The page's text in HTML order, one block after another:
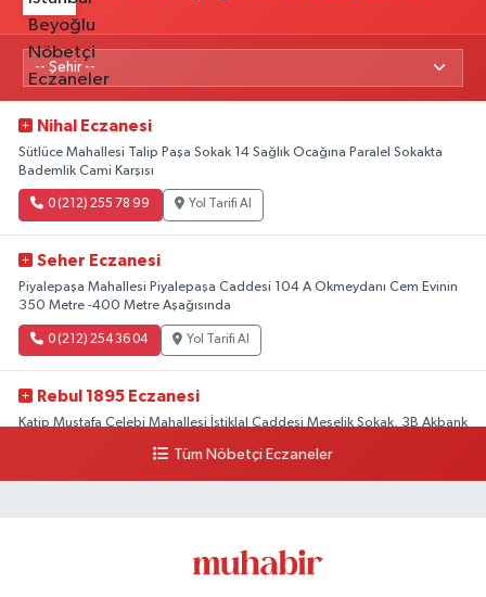
Nihal Eczanesi
Sütlüce Mahallesi Talip Paşa Sokak 14 Sağlık Ocağına Paralel Sokakta
Bademlik Cami Karşısı
0 (212) 255 78 99 Yol Tarifi Al
Seher Eczanesi
Piyalepaşa Mahallesi Piyalepaşa Caddesi 104 A Okmeydanı Cem Evinin
350 Metre -400 Metre Aşağısında
0 (212) 254 36 04 Yol Tarifi Al
Rebul 1895 Eczanesi
Katip Mustafa Çelebi Mahallesi İstiklal Caddesi Meşelik Sokak, 3B Akbank
Tüm Nöbetçi Eczaneler